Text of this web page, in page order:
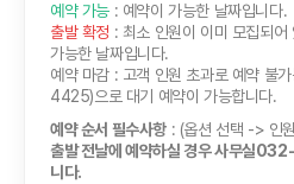
예약 가능 : 예약이 가능한 날짜입니다.
출발 확정 : 최소 인원이 이미 모집되어
가능한 날짜입니다.
예약 마감 : 고객 인원 초과로 예약 불
4425)으로 대기 예약이 가능합니다.
예약 순서 필수사항 : (옵션 선택 -> 인
출발 전날에 예약하실 경우 사무실
니다.